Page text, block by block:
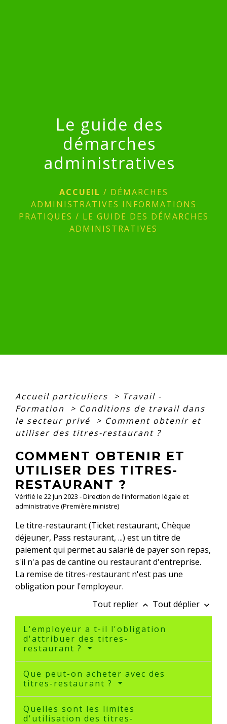
Le guide des
démarches
administratives
ACCUEIL / DÉMARCHES
ADMINISTRATIVES INFORMATIONS
PRATIQUES / LE GUIDE DES DÉMARCHES
ADMINISTRATIVES
Accueil particuliers > Travail -
Formation
> Conditions de travail dans
le secteur privé
> Comment obtenir et
utiliser des titres-restaurant ?
COMMENT OBTENIR ET
UTILISER DES TITRES-
RESTAURANT ?
Vérifié le 22 Jun 2023 - Direction de l'information légale et
administrative (Première ministre)
Le titre-restaurant (Ticket restaurant, Chèque
déjeuner, Pass restaurant, ...) est un titre de
paiement qui permet au salarié de payer son repas,
s'il n'a pas de cantine ou restaurant d'entreprise.
La remise de titres-restaurant n'est pas une
obligation pour l'employeur.
Tout replier keyboard_arrow_up Tout déplier keyboard_arrow_down
L'employeur a t-il l'obligation
d'attribuer des titres-
restaurant ?
Que peut-on acheter avec des
titres-restaurant ?
Quelles sont les limites
d'utilisation des titres-